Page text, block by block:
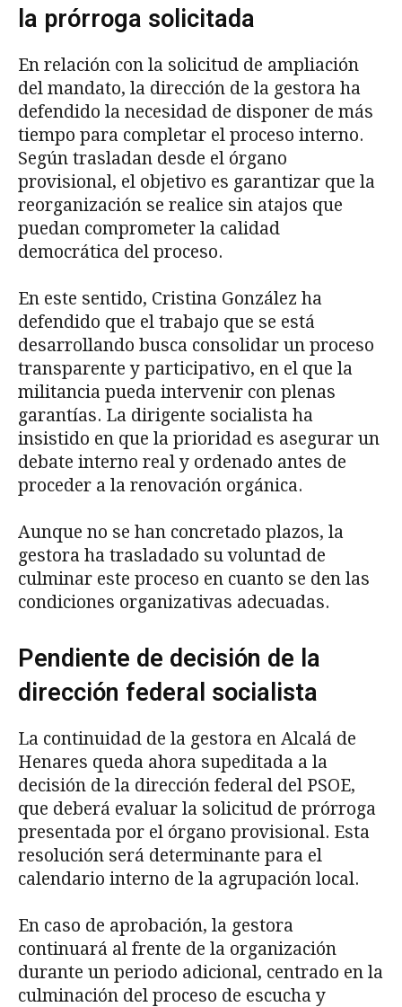
la prórroga solicitada
En relación con la solicitud de ampliación
del mandato, la dirección de la gestora ha
defendido la necesidad de disponer de más
tiempo para completar el proceso interno.
Según trasladan desde el órgano
provisional, el objetivo es garantizar que la
reorganización se realice sin atajos que
puedan comprometer la calidad
democrática del proceso.
En este sentido, Cristina González ha
defendido que el trabajo que se está
desarrollando busca consolidar un proceso
transparente y participativo, en el que la
militancia pueda intervenir con plenas
garantías. La dirigente socialista ha
insistido en que la prioridad es asegurar un
debate interno real y ordenado antes de
proceder a la renovación orgánica.
Aunque no se han concretado plazos, la
gestora ha trasladado su voluntad de
culminar este proceso en cuanto se den las
condiciones organizativas adecuadas.
Pendiente de decisión de la
dirección federal socialista
La continuidad de la gestora en Alcalá de
Henares queda ahora supeditada a la
decisión de la dirección federal del PSOE,
que deberá evaluar la solicitud de prórroga
presentada por el órgano provisional. Esta
resolución será determinante para el
calendario interno de la agrupación local.
En caso de aprobación, la gestora
continuará al frente de la organización
durante un periodo adicional, centrado en la
culminación del proceso de escucha y